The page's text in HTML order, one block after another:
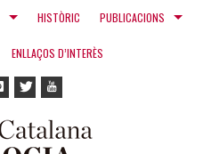
HISTÒRIC PUBLICACIONS
ENLLAÇOS D’INTERÈS